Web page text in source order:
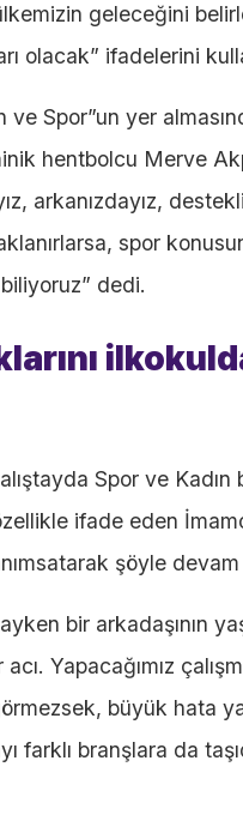
geleceğini
olacak” ifadelerini
ve Spor”un yer
hentbolcu Merve
arkanızdayız,
spor
dedi.
Spor ve Kadın
ifade eden
şöyle
bir arkadaşının
Yapacağımız
büyük hata
branşlara da